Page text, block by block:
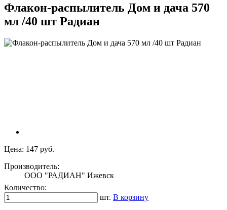
Флакон-распылитель Дом и дача 570
мл /40 шт Радиан
Цена: 147 руб.
Производитель:
ООО "РАДИАН" Ижевск
Количество:
шт. В корзину